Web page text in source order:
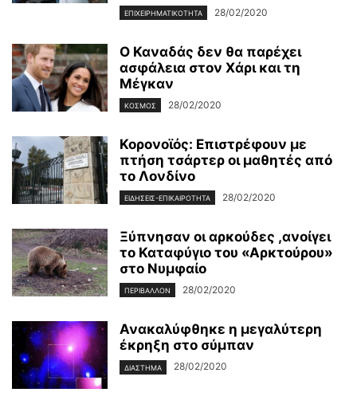
ΕΠΙΧΕΙΡΗΜΑΤΙΚΌΤΗΤΑ 28/02/2020
Ο Καναδάς δεν θα παρέχει
ασφάλεια στον Χάρι και τη
Μέγκαν
ΚΌΣΜΟΣ 28/02/2020
Κορονοϊός: Επιστρέφουν με
πτήση τσάρτερ οι μαθητές από
το Λονδίνο
ΕΙΔΉΣΕΙΣ-ΕΠΙΚΑΙΡΌΤΗΤΑ 28/02/2020
Ξύπνησαν οι αρκούδες ,ανοίγει
το Καταφύγιο του «Αρκτούρου»
στο Νυμφαίο
ΠΕΡΙΒΆΛΛΟΝ 28/02/2020
Ανακαλύφθηκε η μεγαλύτερη
έκρηξη στο σύμπαν
ΔΙΆΣΤΗΜΑ 28/02/2020